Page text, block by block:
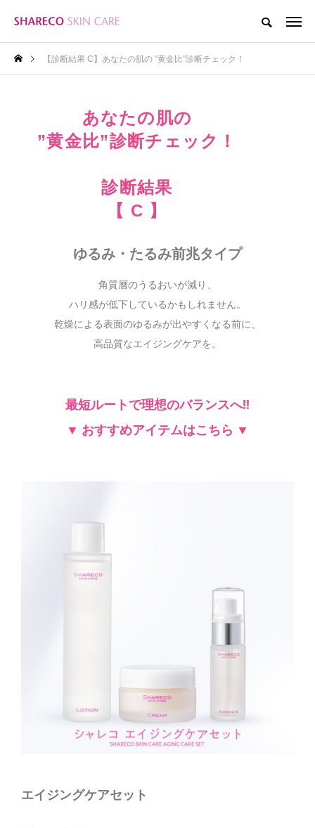
【診断結果 C】あなたの肌の ”黄金比”診断チェック！
あなたの肌の
”黄金比”診断チェック！
診断結果
【 C 】
ゆるみ・たるみ前兆タイプ
角質層のうるおいが減り、
ハリ感が低下しているかもしれません。
乾燥による表面のゆるみが出やすくなる前に、
高品質なエイジングケアを。
最短ルートで理想のバランスへ!!
▼ おすすめアイテムはこちら ▼
エイジングケアセット